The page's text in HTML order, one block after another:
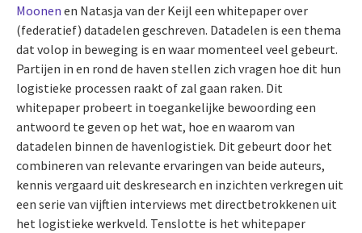
Moonen en Natasja van der Keijl een whitepaper over
(federatief) datadelen geschreven. Datadelen is een thema
dat volop in beweging is en waar momenteel veel gebeurt.
Partijen in en rond de haven stellen zich vragen hoe dit hun
logistieke processen raakt of zal gaan raken. Dit
whitepaper probeert in toegankelijke bewoording een
antwoord te geven op het wat, hoe en waarom van
datadelen binnen de havenlogistiek. Dit gebeurt door het
combineren van relevante ervaringen van beide auteurs,
kennis vergaard uit deskresearch en inzichten verkregen uit
een serie van vijftien interviews met directbetrokkenen uit
het logistieke werkveld. Tenslotte is het whitepaper